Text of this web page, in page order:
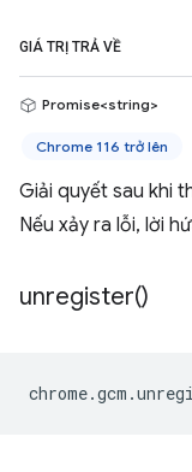
GIÁ TRỊ TRẢ VỀ
Promise<string>
Chrome 116 trở lên
Giải quyết sau khi
Nếu xảy ra lỗi, lời
unregister()
chrome.gcm .